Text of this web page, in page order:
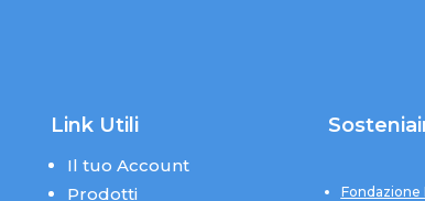
Link Utili
Il tuo Account
Prodotti
Fondazione